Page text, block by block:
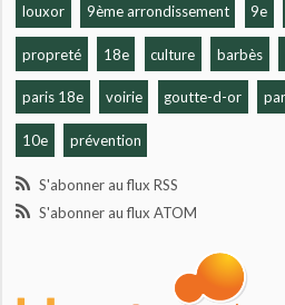
louxor 9ème arrondissement 9e
propreté 18e culture barbès
paris 18e voirie goutte-d-or
10e prévention
S'abonner au flux RSS
S'abonner au flux ATOM